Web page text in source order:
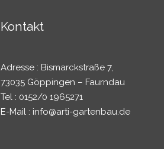
Kontakt
Adresse : Bismarckstraße 7,
73035 Göppingen – Faurndau
Tel : 0152/0 1965271
E-Mail : info@arti-gartenbau.de